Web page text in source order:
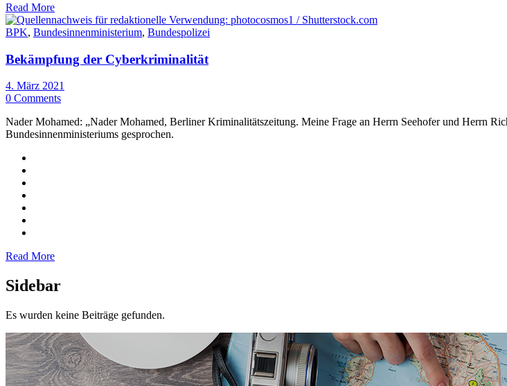
Read More
BPK, Bundesinnenministerium, Bundespolizei
Bekämpfung der Cyberkriminalität
4. März 2021
0 Comments
Nader Mohamed: „Nader Mohamed, Berliner Kriminalitätszeitung. Meine Frage an Herrn Seehofer und Herrn
Bundesinnenministeriums gesprochen.
Read More
Sidebar
Es wurden keine Beiträge gefunden.